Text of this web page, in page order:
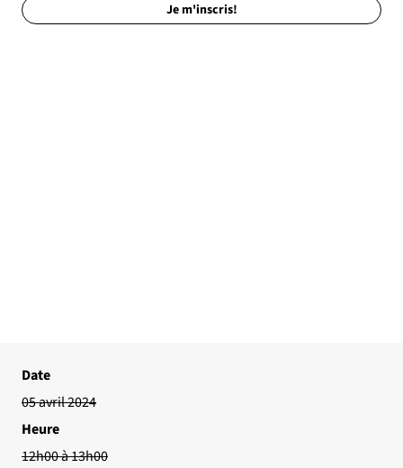
Je m'inscris!
Date
05 avril 2024
Heure
12h00 à 13h00